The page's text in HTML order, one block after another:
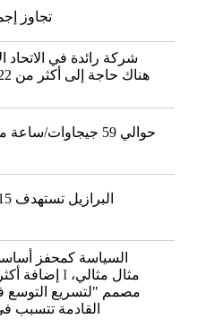
تجاوز
شركة رائدة في الاتحاد
إضافة أكثر من 100 جيجاواط من سعة التخزين الجديدة بحلول عام 2027، مما يؤدي إلى الحزمة الشمسية I
مصمم "لتسريع التوسع